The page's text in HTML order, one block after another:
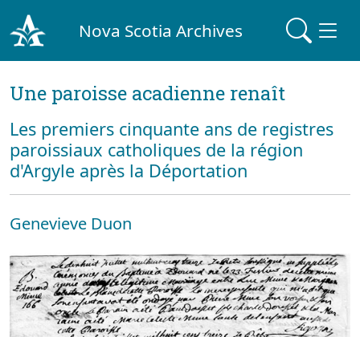
Nova Scotia Archives
Une paroisse acadienne renaît
Les premiers cinquante ans de registres
paroissiaux catholiques de la région
d'Argyle après la Déportation
Genevieve Duon